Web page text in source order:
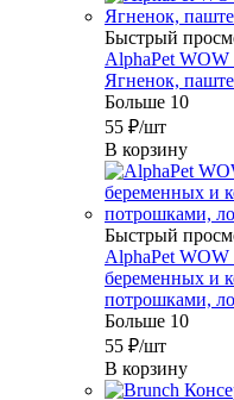
Быстрый
AlphaPet WOW
Ягненок,
Больше 10
55 ₽/шт
В корзину
Быстрый
AlphaPet WOW
беременных и
потрошками,
Больше 10
55 ₽/шт
В корзину